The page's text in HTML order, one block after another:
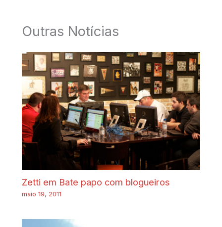
Outras Notícias
Zetti em Bate papo com blogueiros
maio 19, 2011